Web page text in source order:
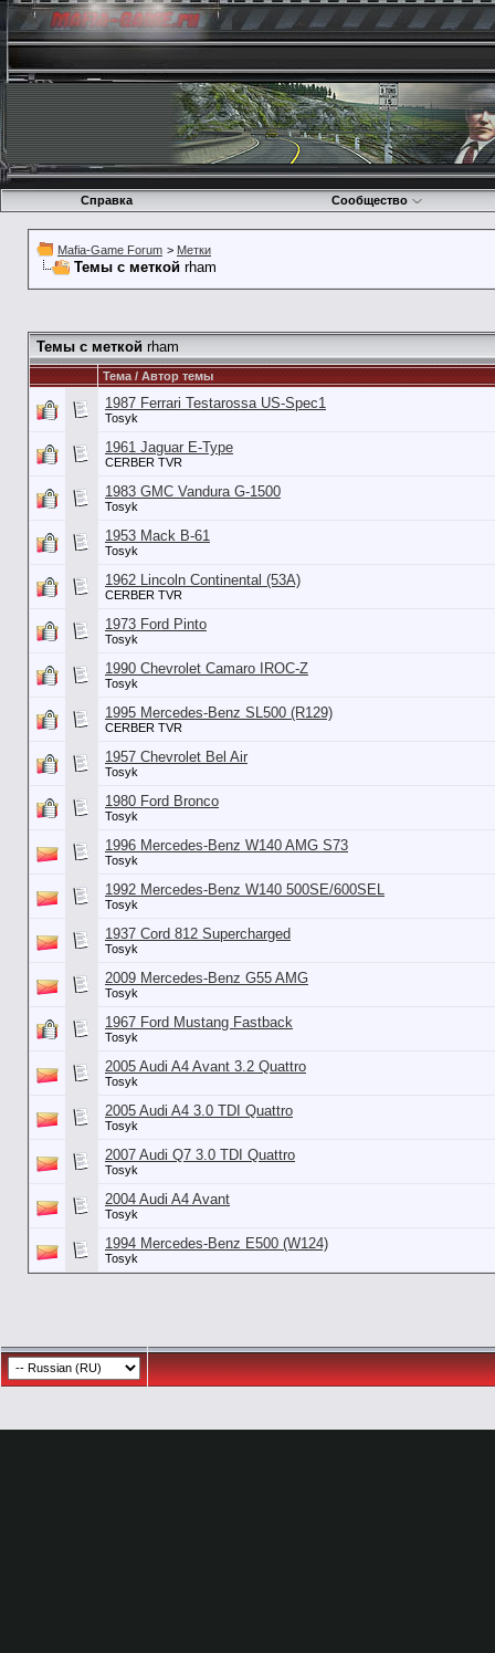
Справка Сообщество
Mafia-Game Forum > Метки
Темы с меткой rham
Темы с меткой rham
Тема / Автор темы
1987 Ferrari Testarossa US-Spec1
Tosyk
1961 Jaguar E-Type
CERBER TVR
1983 GMC Vandura G-1500
Tosyk
1953 Mack B-61
Tosyk
1962 Lincoln Continental (53А)
CERBER TVR
1973 Ford Pinto
Tosyk
1990 Chevrolet Camaro IROC-Z
Tosyk
1995 Mercedes-Benz SL500 (R129)
CERBER TVR
1957 Chevrolet Bel Air
Tosyk
1980 Ford Bronco
Tosyk
1996 Mercedes-Benz W140 AMG S73
Tosyk
1992 Mercedes-Benz W140 500SE/600SEL
Tosyk
1937 Cord 812 Supercharged
Tosyk
2009 Mercedes-Benz G55 AMG
Tosyk
1967 Ford Mustang Fastback
Tosyk
2005 Audi A4 Avant 3.2 Quattro
Tosyk
2005 Audi A4 3.0 TDI Quattro
Tosyk
2007 Audi Q7 3.0 TDI Quattro
Tosyk
2004 Audi A4 Avant
Tosyk
1994 Mercedes-Benz E500 (W124)
Tosyk